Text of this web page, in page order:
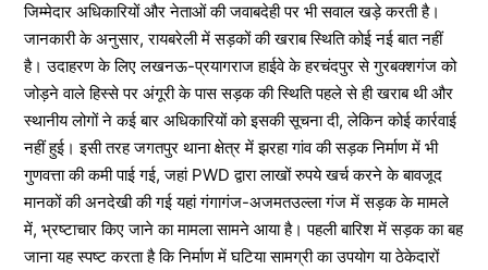
जिम्मेदार अधिकारियों और नेताओं की जवाबदेही पर भी सवाल खड़े करती है।
जानकारी के अनुसार, रायबरेली में सड़कों की खराब स्थिति कोई नई बात नहीं
है। उदाहरण के लिए लखनऊ-प्रयागराज हाईवे के हरचंदपुर से गुरबक्शगंज को
जोड़ने वाले हिस्से पर अंगूरी के पास सड़क की स्थिति पहले से ही खराब थी और
स्थानीय लोगों ने कई बार अधिकारियों को इसकी सूचना दी, लेकिन कोई कार्रवाई
नहीं हुई। इसी तरह जगतपुर थाना क्षेत्र में झरहा गांव की सड़क निर्माण में भी
गुणवत्ता की कमी पाई गई, जहां PWD द्वारा लाखों रुपये खर्च करने के बावजूद
मानकों की अनदेखी की गई यहां गंगागंज-अजमतउल्ला गंज में सड़क के मामले
में, भ्रष्टाचार किए जाने का मामला सामने आया है। पहली बारिश में सड़क का बह
जाना यह स्पष्ट करता है कि निर्माण में घटिया सामग्री का उपयोग या ठेकेदारों